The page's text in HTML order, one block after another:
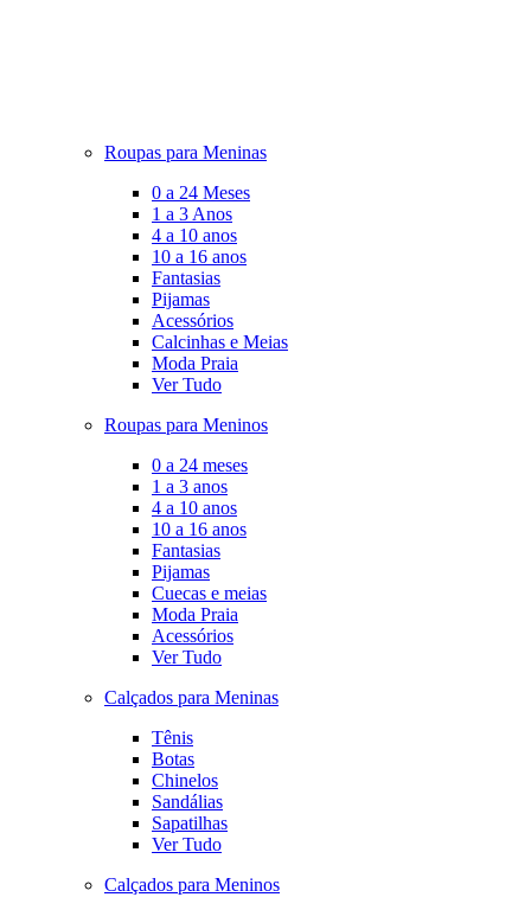
Roupas para Meninas
0 a 24 Meses
1 a 3 Anos
4 a 10 anos
10 a 16 anos
Fantasias
Pijamas
Acessórios
Calcinhas e Meias
Moda Praia
Ver Tudo
Roupas para Meninos
0 a 24 meses
1 a 3 anos
4 a 10 anos
10 a 16 anos
Fantasias
Pijamas
Cuecas e meias
Moda Praia
Acessórios
Ver Tudo
Calçados para Meninas
Tênis
Botas
Chinelos
Sandálias
Sapatilhas
Ver Tudo
Calçados para Meninos